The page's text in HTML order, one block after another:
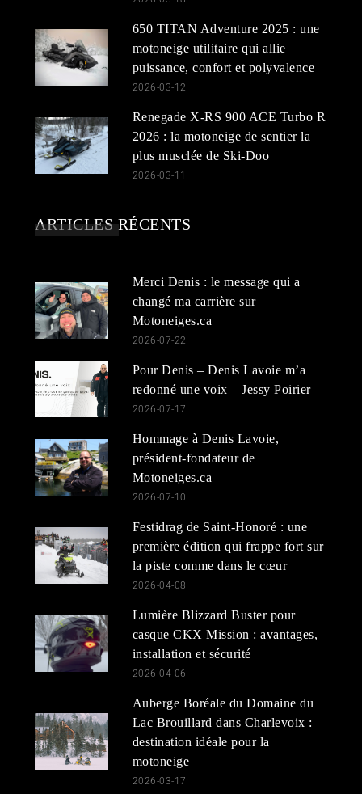
650 TITAN Adventure 2025 : une
motoneige utilitaire qui allie
puissance, confort et polyvalence
2026-03-12
Renegade X-RS 900 ACE Turbo R
2026 : la motoneige de sentier la
plus musclée de Ski-Doo
2026-03-11
ARTICLES RÉCENTS
Merci Denis : le message qui a
changé ma carrière sur
Motoneiges.ca
2026-07-22
Pour Denis – Denis Lavoie m’a
redonné une voix – Jessy Poirier
2026-07-17
Hommage à Denis Lavoie,
président-fondateur de
Motoneiges.ca
2026-07-10
Festidrag de Saint-Honoré : une
première édition qui frappe fort sur
la piste comme dans le cœur
2026-04-08
Lumière Blizzard Buster pour
casque CKX Mission : avantages,
installation et sécurité
2026-04-06
Auberge Boréale du Domaine du
Lac Brouillard dans Charlevoix :
destination idéale pour la
motoneige
2026-03-17